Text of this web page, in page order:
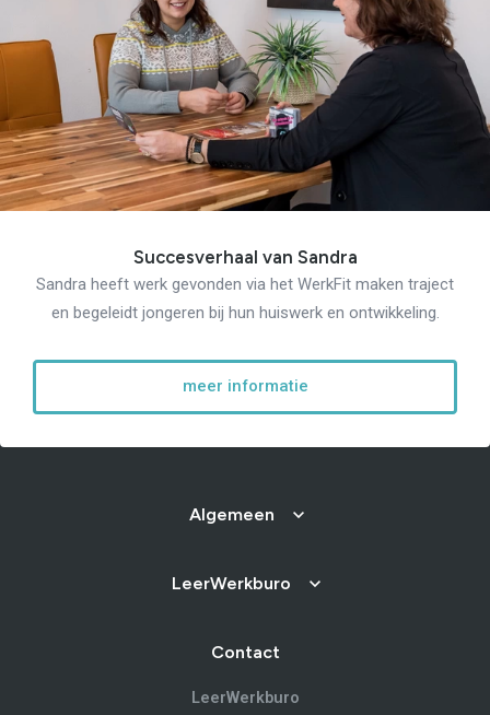
Succesverhaal van Sandra
Sandra heeft werk gevonden via het WerkFit maken traject
en begeleidt jongeren bij hun huiswerk en ontwikkeling.
meer informatie
Algemeen
LeerWerkburo
Contact
LeerWerkburo